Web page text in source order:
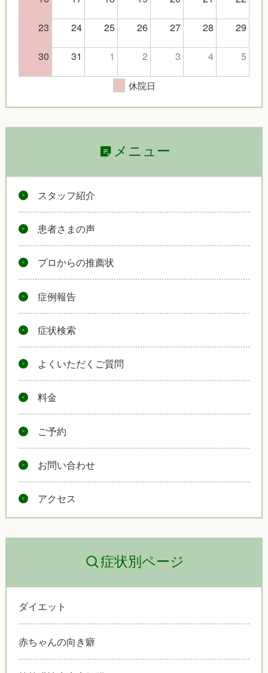
23
24 25 26 27 28
29
30
31 1 2 3 4 5
休院日
メニュー
スタッフ紹介
患者さまの声
プロからの推薦状
症例報告
症状検索
よくいただくご質問
料金
ご予約
お問い合わせ
アクセス
症状別ページ
ダイエット
赤ちゃんの向き癖